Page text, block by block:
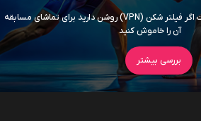
آی پی شما خارج از ایران است اگر فیلتر شکن (VPN) روشن دارید برای تماشای مسابقه
آن را خاموش کنید
بررسی بیشتر